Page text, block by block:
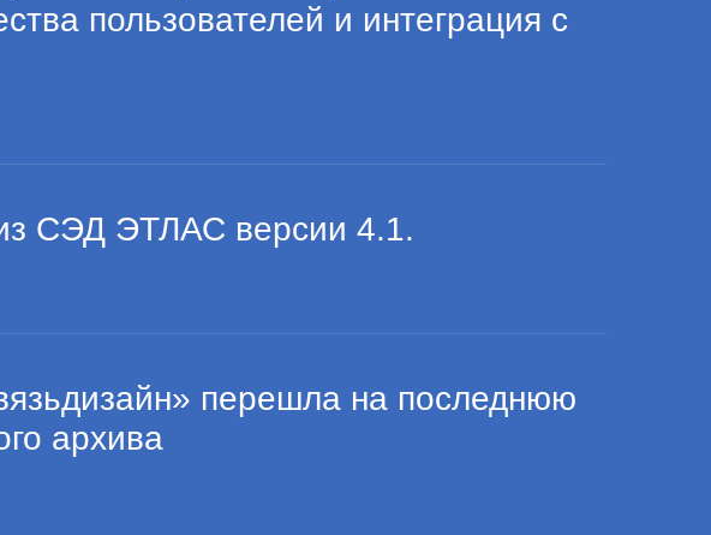
пользователей и интеграция с
СЭД ЭТЛАС версии 4.1.
перешла на последнюю
архива